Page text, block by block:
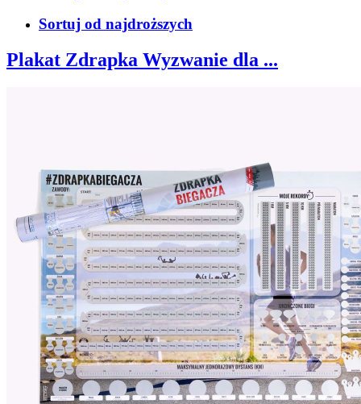
Sortuj od najdroższych
Plakat Zdrapka Wyzwanie dla ...